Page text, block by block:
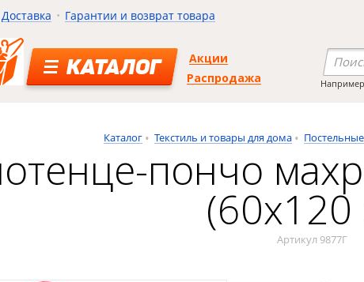
Доставка Гарантии и возврат товара
КАТАЛОГ
Акции
Распродажа
Каталог Текстиль и товары для дома
пончо
(60х120
Артикул 9877Г